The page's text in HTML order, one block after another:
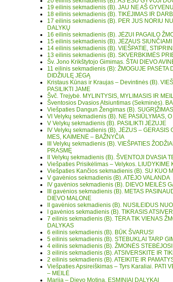
19 eilinis sekmadienis (B). JAU NE AŠ
18 eilinis sekmadienis (B). TIKĖJIMAS IR
17 eilinis sekmadienis (B). PER JUS NORIU
DALYKŲ
16 eilinis sekmadienis (B). JĖZUI PAGAILO
15 eilinis sekmadienis (B). JĖZAUS SIUNČIAMI
14 eilinis sekmadienis (B). VIEŠPATIE,
13 eilinis sekmadienis (B). SKVERBKIMĖS
Šv. Jono Krikštytojo Gimimas. ŠTAI DIEVO
11 eilinis sekmadienis (B): ŽMOGUJE PASĖTA
DIDŽIULĘ JĖGĄ
Kristaus Kūnas ir Kraujas – Devintinės (B).
PASILIKTI JAME
Švč. Trejybė. MYLINTYSIS, MYLIMASIS IR
Šventosios Dvasios Atsiuntimas (Sekminės).
Viešpaties Dangun Žengimas (B).
VI Velykų sekmadienis (B). NE PASIŪLYMAS,
V Velykų sekmadienis (B). PASILIKTI JĖZUJE
IV Velykų sekmadienis (B). JĖZUS – GERASIS
MES, KAIMENĖ – BAŽNYČIA
III Velykų sekmadienis (B). VIEŠPATIES
PRASMĘ
II Velykų sekmadienis (B). ŠVENTOJI DVASIA
Viešpaties Prisikėlimas – Velykos. LIUDYKIME
Viešpaties Kančios sekmadienis (B). SU KUO
V gavėnios sekmadienis (B). ATĖJO VALANDA
IV gavėnios sekmadienis (B). DIEVO MEILĖS
III gavėnios sekmadienis (B). METAS
DIEVO MALONE
II gavėnios sekmadienis (B). NUSILEIDUS
I gavėnios sekmadienis (B). TIKRASIS
7 eilinis sekmadienis (B). TĖRA TIK VIENAS
DALYKAS
6 eilinis sekmadienis (B). BŪK ŠVARUS!
5 eilinis sekmadienis (B). STEBUKLAI TARP
4 eilinis sekmadienis (B). ŽMONĖS
3 eilinis sekmadienis (B). ATSIVERSKITE IR
2 eilinis sekmadienis (B). ATEIKITE IR
Viešpaties Apsireiškimas – Tyrs Karaliai. PATI
– MEILĖ
Marija – Dievo Motina. ESMINIAI DALYKAI